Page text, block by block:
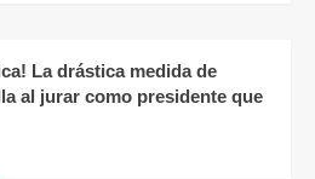
La drástica medida de
al jurar como presidente que